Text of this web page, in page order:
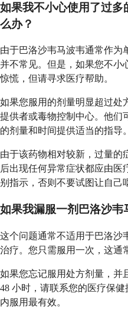
如果我不小心使用了过
么办？
由于巴洛沙韦马波韦通常作为
并不常见。但是，如果您不小
惊慌，但请寻求医疗帮助。
如果您服用的剂量明显超过处
提供者或毒物控制中心。他们
的剂量和时间提供适当的指导。
由于该药物相对较新，过量的
后出现任何异常症状都应由医
别指示，否则不要试图让自己
如果我漏服一剂巴洛沙韦
这个问题通常不适用于巴洛沙
治疗。您只需服用一次，这通
如果您忘记服用处方剂量，并
48 小时，请联系您的医疗保
内服用最有效。